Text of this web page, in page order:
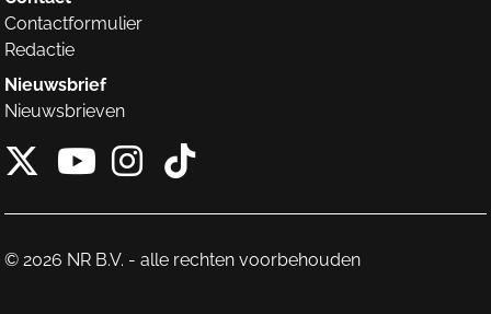
Contactformulier
Redactie
Nieuwsbrief
Nieuwsbrieven
X van NieuwRechts
Instagram van
Tiktok van
© 2026 NR B.V. - alle rechten voorbehouden